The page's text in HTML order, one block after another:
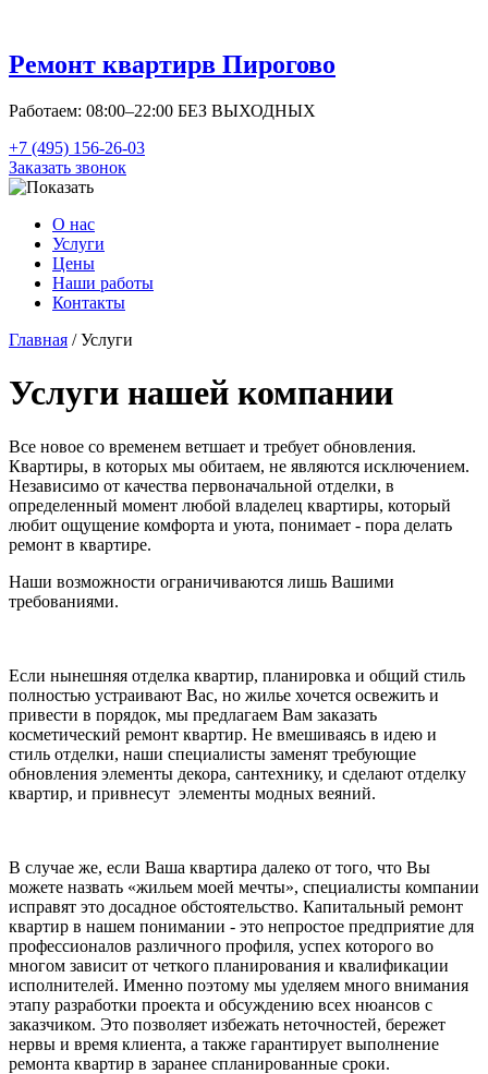
Ремонт квартирв Пирогово
Работаем: 08:00–22:00 БЕЗ ВЫХОДНЫХ
+7 (495) 156-26-03
Заказать звонок
О нас
Услуги
Цены
Наши работы
Контакты
Главная / Услуги
Услуги нашей компании
Все новое со временем ветшает и требует обновления.
Квартиры, в которых мы обитаем, не являются исключением.
Независимо от качества первоначальной отделки, в
определенный момент любой владелец квартиры, который
любит ощущение комфорта и уюта, понимает - пора делать
ремонт в квартире.
Наши возможности ограничиваются лишь Вашими
требованиями.
Если нынешняя отделка квартир, планировка и общий стиль
полностью устраивают Вас, но жилье хочется освежить и
привести в порядок, мы предлагаем Вам заказать
косметический ремонт квартир. Не вмешиваясь в идею и
стиль отделки, наши специалисты заменят требующие
обновления элементы декора, сантехнику, и сделают отделку
квартир, и привнесут элементы модных веяний.
В случае же, если Ваша квартира далеко от того, что Вы
можете назвать «жильем моей мечты», специалисты компании
исправят это досадное обстоятельство. Капитальный ремонт
квартир в нашем понимании - это непростое предприятие для
профессионалов различного профиля, успех которого во
многом зависит от четкого планирования и квалификации
исполнителей. Именно поэтому мы уделяем много внимания
этапу разработки проекта и обсуждению всех нюансов с
заказчиком. Это позволяет избежать неточностей, бережет
нервы и время клиента, а также гарантирует выполнение
ремонта квартир в заранее спланированные сроки.